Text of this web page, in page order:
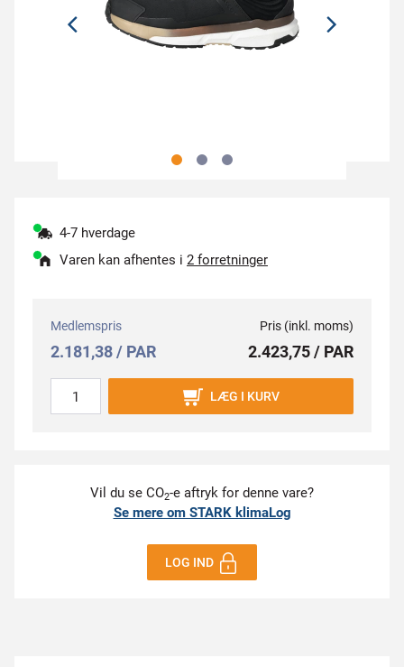
4-7 hverdage
Varen kan afhentes i 2 forretninger
Medlemspris
2.181,38 / PAR
Pris (inkl. moms)
2.423,75 / PAR
LÆG I KURV
Vil du se CO2-e aftryk for denne vare?
Se mere om STARK klimaLog
LOG IND